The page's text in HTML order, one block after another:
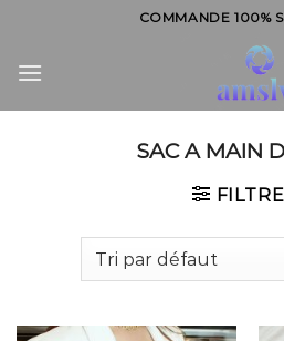
content
COMMANDE 100%
SAC A MAIN